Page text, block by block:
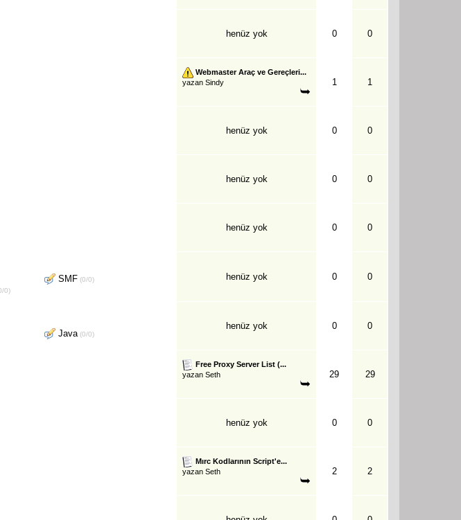
henüz yok 0 0
Webmaster Araç ve Gereçleri...
yazan Sindy 1 1
henüz yok 0 0
henüz yok 0 0
henüz yok 0 0
SMF (0/0)
0)
henüz yok 0 0
Java (0/0)
henüz yok 0 0
Free Proxy Server List (...
yazan Seth 29 29
henüz yok 0 0
Mırc Kodlarının Script'e...
yazan Seth 2 2